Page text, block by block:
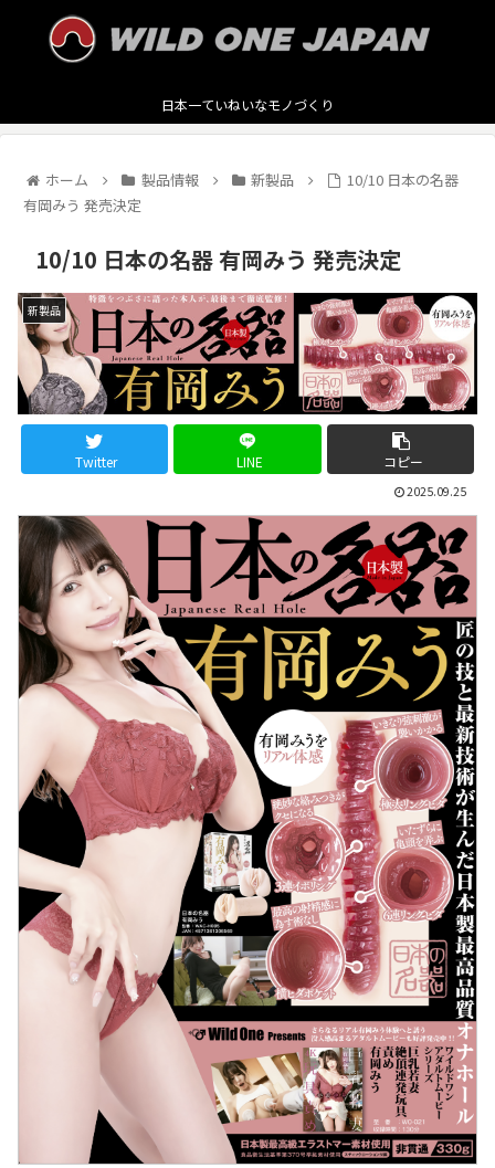
日本一ていねいなモノづくり
ホーム 製品情報 新製品
10/10 日本の名器
有岡みう 発売決定
10/10 日本の名器 有岡みう 発売決定
新製品
Twitter LINE コピー
2025.09.25